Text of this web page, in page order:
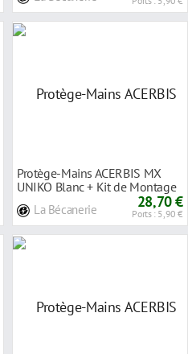
Protège-Mains ACERBIS MX
UNIKO Blanc + Kit de Montage
La Bécanerie 28,70 €
Ports : 5,90 €